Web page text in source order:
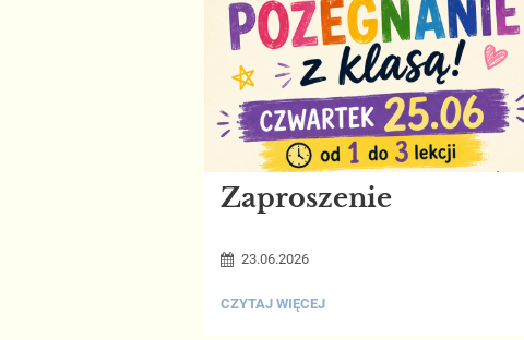
Zaproszenie
23.06.2026
ZAPROSZENIE:
CZYTAJ WIĘCEJ